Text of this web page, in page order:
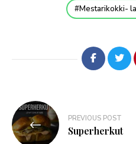
Mestarikokki-
PREVIOUS POST
Superherkut